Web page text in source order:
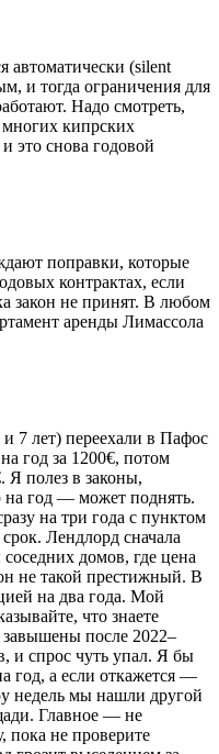
автоматически (silent
и тогда ограничения для
Надо смотреть,
кипрских
это снова годовой
поправки, которые
контрактах, если
закон не принят. В любом
аренды Лимассола
7 лет) переехали в Пафос
год за 1200€, потом
Я полез в законы,
на год — может поднять.
на три года с пунктом
Лендлорд сначала
домов, где цена
не такой престижный. В
на два года. Мой
что знаете
после 2022–
и спрос чуть упал. Я бы
год, а если откажется —
недель мы нашли другой
Главное — не
пока не проверите